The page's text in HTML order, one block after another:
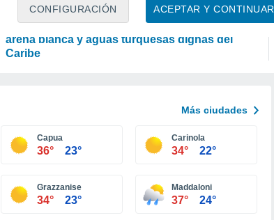
ACEPTAR Y CONTINUAR
CONFIGURACIÓN
OCIO
El Japón secreto que no te imaginas: playas de
arena blanca y aguas turquesas dignas del
Caribe
Más ciudades
Capua
36° 23°
Carinola
34° 22°
Grazzanise
34° 23°
Maddaloni
37° 24°